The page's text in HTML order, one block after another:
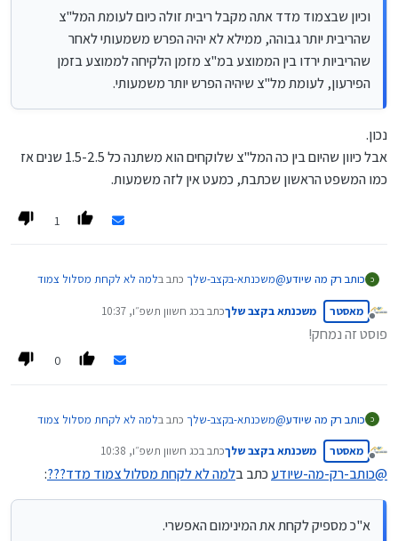
אמנם באמת העמלות היוון במסלולי המשתנות לא
משמעותיות כי מסתכלים רק על התקופה שנותרה עד התחנת
שינוי,
אבל הרעיון של העמלות היוון זה ממוצע הריבית בתקופת
הלקיחה לעומת ממוצע בזמן הפירעון/מיחזור, וכיון שבצמוד
מדד אתה מקבל ריבית זולה כיום לעומת המל"צ שהריבית
לעומת מל"צ שיהיה הפרש יותר משמעותי.
וכיון שבצמוד מדד אתה מקבל ריבית זולה כיום לעומת המל"צ
שהריבית יותר גבוהה, ממילא לא יהיה הפרש משמעותי לאחר
שהריביות ירדו בין הממוצע במ"צ מזמן הלקיחה לממוצע בזמן
הפירעון, לעומת מל"צ שיהיה הפרש יותר משמעותי.
נכון.
אבל כיוון שהיום בין כה המל"צ שלוקחים הוא משתנה כל 1.5-2.5 שנים אז
כמו המשפט הראשון שכתבת, כמעט אין לזה משמעות.
1
כ כותב רק מה שיודע@משכנתא-בקצב-שלך כתב בלמה לא לקחת מסלול צמוד
[למי שיש אופציה כזו] שזה אמנם כן צמוד למדד וזה
הלאה עד ל-40% הנחה]
מנותק
מאסטר משכנתא בקצב שלךכתב בכג חשוון תשפ״ו, 10:37
נערך לאחרונה על ידי
פוסט זה נמחק!
0
כ כותב רק מה שיודע@משכנתא-בקצב-שלך כתב בלמה לא לקחת מסלול צמוד
מה שכן מומלץ זה לשלב בתמהיל חלק בהלוואת זכאות
[למי שיש אופציה כזו] שזה אמנם כן צמוד למדד וזה
העמלות היוון שיהיה לכל המשכנתא הנחות בעמלות
מנותק
מאסטר משכנתא בקצב שלךכתב בכג חשוון תשפ״ו, 10:38
נערך לאחרונה על ידי
@כותב-רק-מה-שיודעכתב בלמה לא לקחת מסלול צמוד מדד???:
א"כ מספיק לקחת את המינימום האפשרי.